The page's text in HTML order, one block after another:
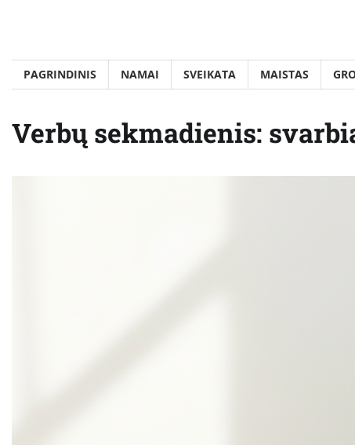
PAGRINDINIS NAMAI SVEIKATA MAISTAS
Verbų sekmadienis: